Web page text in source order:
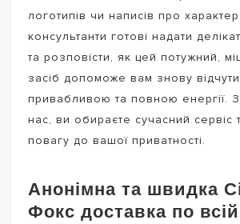
логотипів чи написів про характер
консультанти готові надати
та розповісти, як цей потужний,
засіб допоможе вам знову
привабливою та повною енергії.
нас, ви обираєте сучасний сервіс
повагу до вашої приватності.
Анонімна та швидка
Фокс доставка по всій